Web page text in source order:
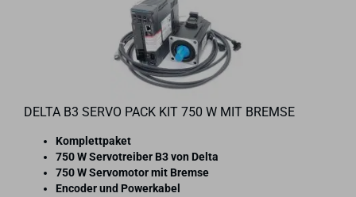
DELTA B3 SERVO PACK KIT 750 W MIT BREM­SE
Kom­plett­pa­ket
750 W Ser­vo­trei­ber B3 von Delta
750 W Ser­vo­mo­tor mit Brem­se
En­co­der und Powerka­bel